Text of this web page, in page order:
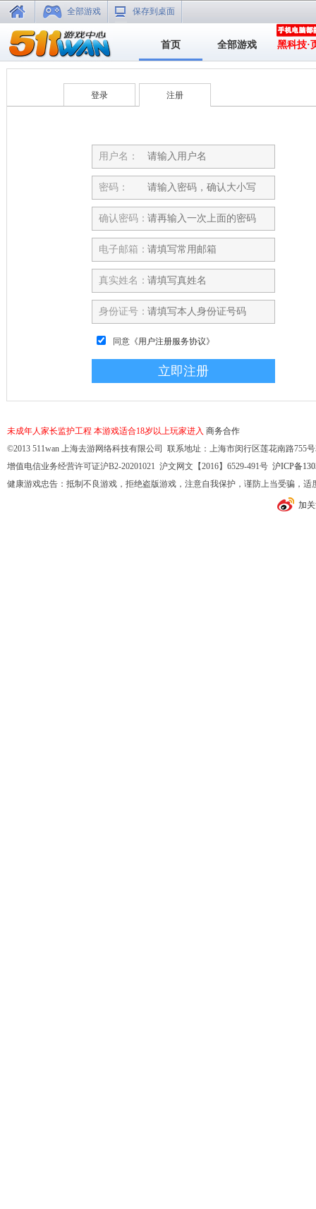
全部游戏 保存到桌面
首页 全部游戏 黑科技·
登录 注册
用户名：
密码：
确认密码：
电子邮箱：
真实姓名：
身份证号：
同意 《用户注册服务协议》
未成年人家长监护工程 本游戏适合18岁以上玩家进入 商务合作
©2013 511wan 上海去游网络科技有限公司 联系地址：上海市闵行区莲花南路755
增值电信业务经营许可证沪B2-20201021 沪文网文【2016】6529-491号 沪ICP备
健康游戏忠告：抵制不良游戏，拒绝盗版游戏，注意自我保护，谨防上当受骗，
加